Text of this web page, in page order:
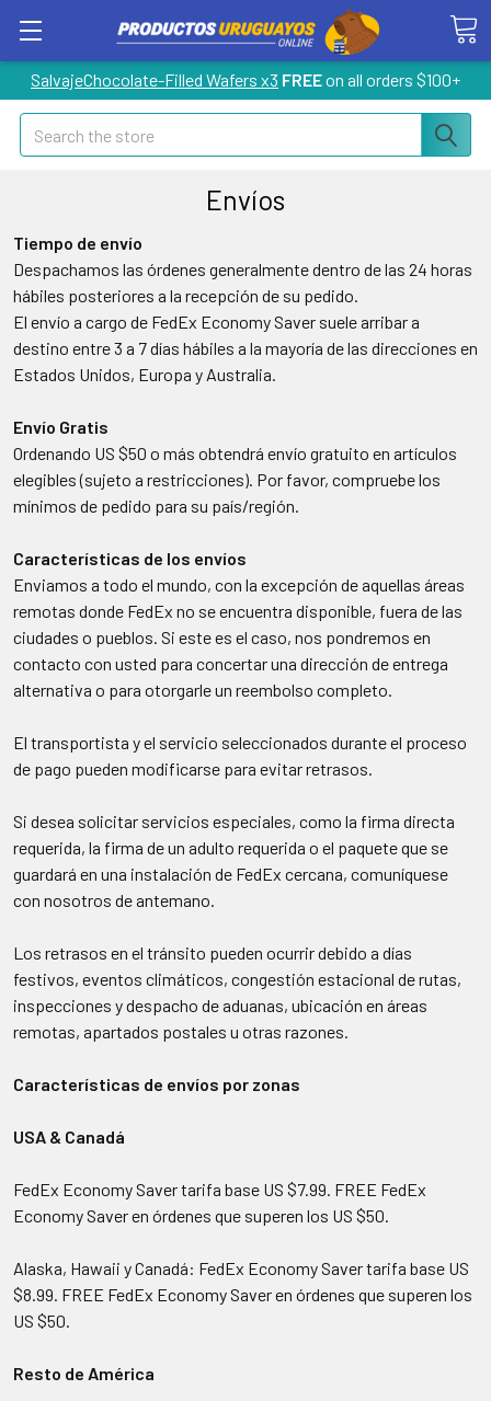
SalvajeChocolate-Filled Wafers x3 FREEon all orders $100+
Search
Envíos
Tiempo de envío
Despachamos las órdenes generalmente dentro de las 24 horas
hábiles posteriores a la recepción de su pedido.
El envío a cargo de FedEx Economy Saver suele arribar a
destino entre 3 a 7 días hábiles a la mayoría de las direcciones en
Estados Unidos, Europa y Australia.
Envío Gratis
Ordenando US $50 o más obtendrá envío gratuito en artículos
elegibles (sujeto a restricciones). Por favor, compruebe los
mínimos de pedido para su país/región.
Características de los envíos
Enviamos a todo el mundo, con la excepción de aquellas áreas
remotas donde FedEx no se encuentra disponible, fuera de las
ciudades o pueblos. Si este es el caso, nos pondremos en
contacto con usted para concertar una dirección de entrega
alternativa o para otorgarle un reembolso completo.
El transportista y el servicio seleccionados durante el proceso
de pago pueden modificarse para evitar retrasos.
Si desea solicitar servicios especiales, como la firma directa
requerida, la firma de un adulto requerida o el paquete que se
guardará en una instalación de FedEx cercana, comuníquese
con nosotros de antemano.
Los retrasos en el tránsito pueden ocurrir debido a días
festivos, eventos climáticos, congestión estacional de rutas,
inspecciones y despacho de aduanas, ubicación en áreas
remotas, apartados postales u otras razones.
Características de envíos por zonas
USA & Canadá
FedEx Economy Saver tarifa base US $7.99. FREE FedEx
Economy Saver en órdenes que superen los US $50.
Alaska, Hawaii y Canadá: FedEx Economy Saver tarifa base US
$8.99. FREE FedEx Economy Saver en órdenes que superen los
US $50.
Resto de América